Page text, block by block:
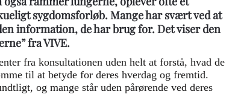
sygdomsforløb. Mange har svært ved at
information, de har brug for. Det viser den
fra VIVE.
fra konsultationen uden helt at forstå, hvad de
til at betyde for deres hverdag og fremtid.
og mange står uden pårørende ved deres